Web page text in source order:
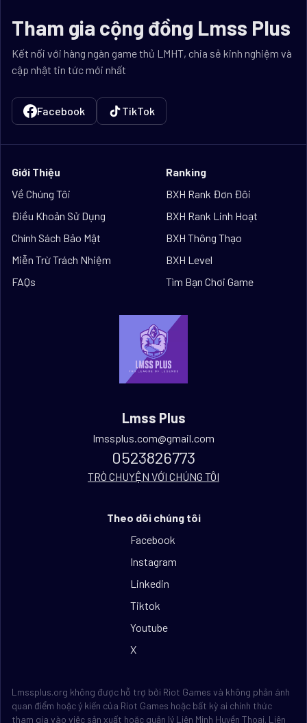
Tham gia cộng đồng Lmss Plus
Kết nối với hàng ngàn game thủ LMHT, chia sẻ kinh nghiệm và
cập nhật tin tức mới nhất
Facebook TikTok
Giới Thiệu
Về Chúng Tôi
Điều Khoản Sử Dụng
Chính Sách Bảo Mật
Miễn Trừ Trách Nhiệm
FAQs
Ranking
BXH Rank Đơn Đôi
BXH Rank Linh Hoạt
BXH Thông Thạo
BXH Level
Tìm Bạn Chơi Game
Lmss Plus
lmssplus.com@gmail.com
0523826773
TRÒ CHUYỆN VỚI CHÚNG TÔI
Theo dõi chúng tôi
Facebook
Instagram
Linkedin
Tiktok
Youtube
X
Lmssplus.org không được hỗ trợ bởi Riot Games và không phản ánh
quan điểm hoặc ý kiến của Riot Games hoặc bất kỳ ai chính thức
tham gia vào việc sản xuất hoặc quản lý Liên Minh Huyền Thoại. Liên